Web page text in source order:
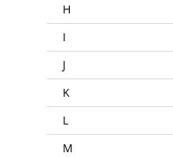
H
I
J
K
L
M